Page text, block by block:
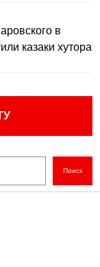
в
казаки хутора
Поиск